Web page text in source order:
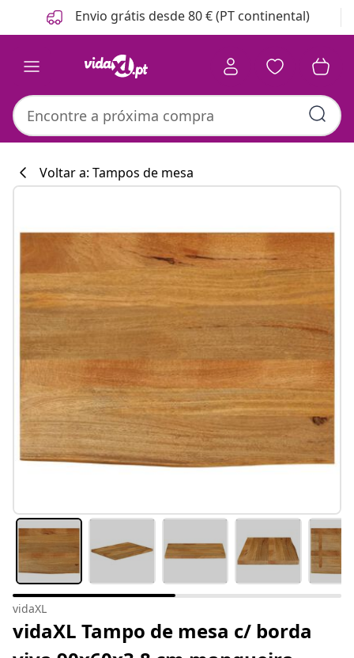
Anterior
Seguinte Envio grátis desde 80 € (PT continental)
Voltar a: Tampos de mesa
vidaXL
vidaXL Tampo de mesa c/ borda